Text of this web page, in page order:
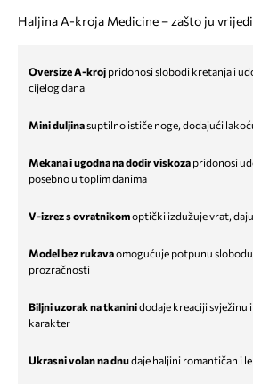
Haljina A-kroja Medicine – zašto ju
Oversize A-kroj pridonosi slobodi kretanja i
cijelog dana
Mini duljinasuptilno ističe noge, dodajući
Mekana i ugodna na dodir viskoza pridonosi
posebno u toplim danima
V-izrez s ovratnikomoptički izdužuje vrat,
Model bez rukavaomogućuje potpunu
prozračnosti
Biljni uzorak na tkaninidodaje kreaciji svježinu
karakter
Ukrasni volan na dnudaje haljini romantičan i